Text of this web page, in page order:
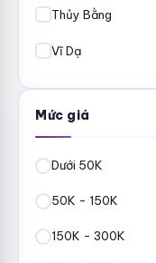
Thủy Bằng
Vĩ Dạ
Mức giá
Dưới 50K
50K - 150K
150K - 300K